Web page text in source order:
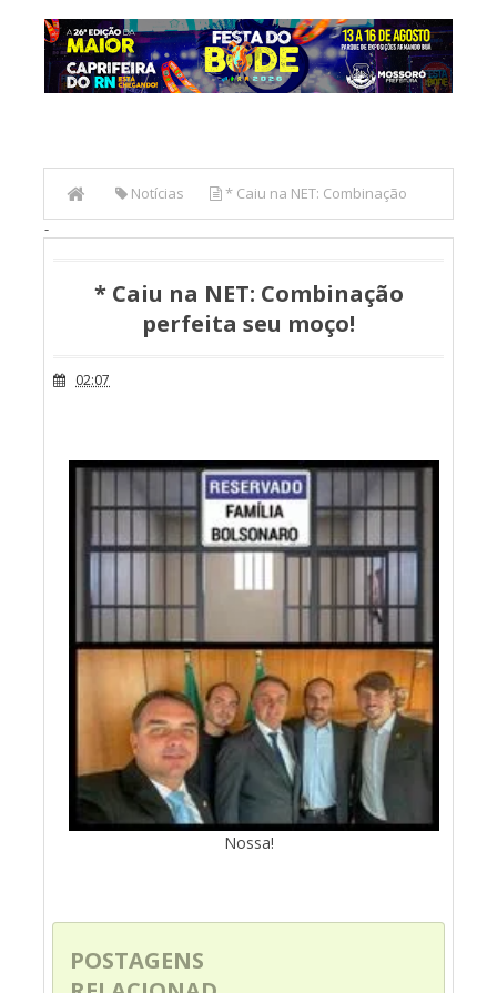
Notícias * Caiu na NET: Combinação
perfeita seu moço!
-
* Caiu na NET: Combinação
perfeita seu moço!
02:07
Nossa!
POSTAGENS